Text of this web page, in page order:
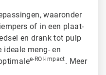
waaronder
of in een plaat-
en drank tot pulp
ideale meng- en
e-ROI-impact. Meer